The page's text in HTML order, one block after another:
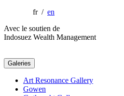
fr / en
Avec le soutien de
Indosuez Wealth Management
Galeries
Art Resonance Gallery
Gowen